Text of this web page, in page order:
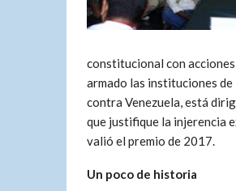
constitucional con
armado las instituciones de
contra Venezuela, está
que justifique la injerencia
valió el premio de 2017.
Un poco de historia